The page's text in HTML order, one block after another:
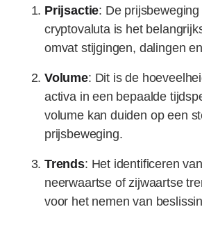
Prijsactie: De
cryptovaluta is het
omvat stijgingen, dalingen
Volume: Dit is de
activa in een bepaalde
volume kan duiden op een
prijsbeweging.
Trends: Het identificeren
neerwaartse of zijwaartse
voor het nemen van